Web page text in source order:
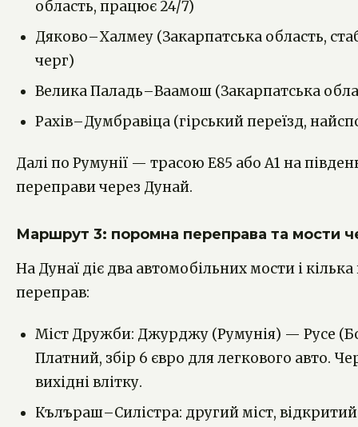
область, працює 24/7)
Дяково–Халмеу (Закарпатська область,
черг)
Велика Паладь–Ваамош (Закарпатська
Рахів–Думбравіца (гірський переїзд,
Далі по Румунії — трасою E85 або A1 на
переправи через Дунай.
Маршрут 3: поромна переправа та мости
На Дунаї діє два автомобільних мости і
переправ:
Міст Дружби: Джурджу (Румунія) — Русе
Платний, збір 6 євро для легкового авто.
вихідні влітку.
Кълъраш–Силістра: другий міст, відкритий